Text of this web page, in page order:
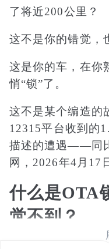
了将近200公里？
这不是你的错觉，
这是你的车，在你
悄“锁”了。
这不是某个编造的
12315平台收到的
描述的遭遇——同
网，2026年4月17
什么是OTA
觉不到？
OTA，全称Over-